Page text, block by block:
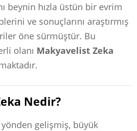
beynin hızla üstün bir evrim
ve sonuçlarını araştırmış
öne sürmüştür. Bu
olanı Makyavelist Zeka
Nedir?
gelişmiş, büyük